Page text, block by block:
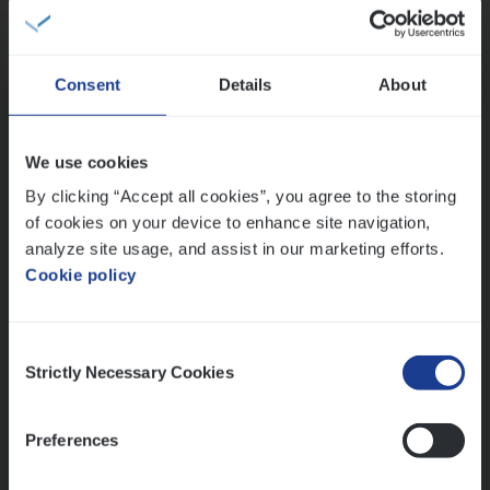
Consent Details About
We use cookies
By clicking “Accept all cookies”, you agree to the storing
of cookies on your device to enhance site navigation,
analyze site usage, and assist in our marketing efforts.
Cookie policy
Selection
Strictly Necessary Cookies
Preferences
Claims Management
Busi­ness Mana­ger Mari­ne Cargo
People Management, Sales Management
Antwerpen
Meer dan collega’s: hoe Julie en Aurélie elkaar
Mathias houdt van diepgaande dossiers én droge